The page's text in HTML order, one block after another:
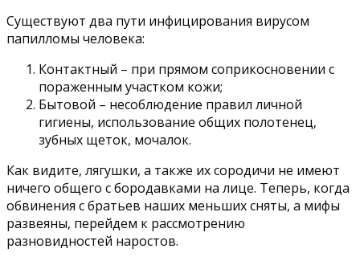
Существуют два пути инфицирования вирусом
папилломы человека:
Контактный – при прямом соприкосновении с
пораженным участком кожи;
Бытовой – несоблюдение правил личной
гигиены, использование общих полотенец,
зубных щеток, мочалок.
Как видите, лягушки, а также их сородичи не имеют
ничего общего с бородавками на лице. Теперь, когда
обвинения с братьев наших меньших сняты, а мифы
развеяны, перейдем к рассмотрению
разновидностей наростов.